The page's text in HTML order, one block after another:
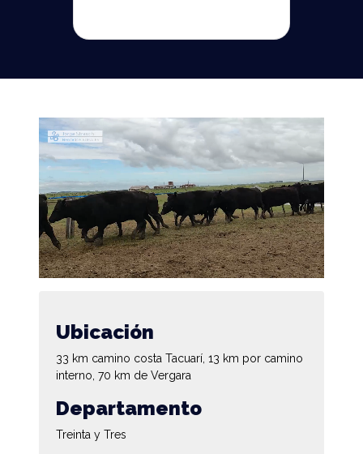
Ubicación
33 km camino costa Tacuarí, 13 km por camino
interno, 70 km de Vergara
Departamento
Treinta y Tres